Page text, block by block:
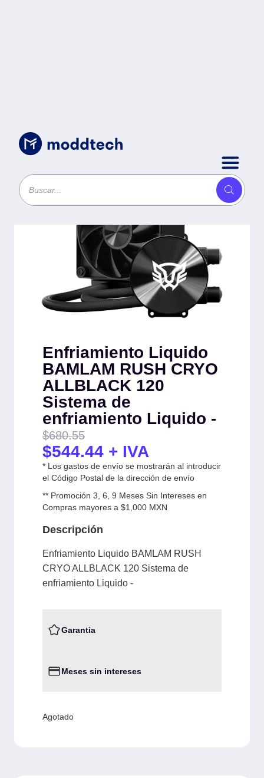
Sin categoría/Enfriamiento Liquido BAMLAM
Sistema de enfriamiento Liquido -
Enfriamiento Liquido
BAMLAM RUSH CRYO
ALLBLACK 120
Sistema de
enfriamiento Liquido -
$680.55
$544.44 + IVA
* Los gastos de envío se mostrarán al introducir
el Código Postal de la dirección de envío
** Promoción 3, 6, 9 Meses Sin Intereses en
Compras mayores a $1,000 MXN
Descripción
Enfriamiento Liquido BAMLAM RUSH
CRYO ALLBLACK 120 Sistema de
enfriamiento Liquido -
Garantia
Meses sin intereses
Agotado